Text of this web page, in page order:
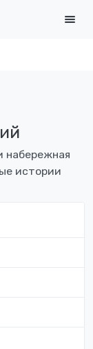
набережная
истории